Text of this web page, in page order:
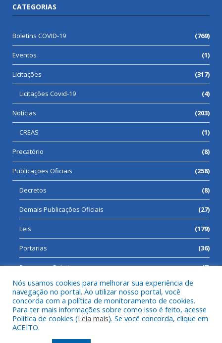
CATEGORIAS
Boletins COVID-19 (769)
Eventos (1)
Licitações (317)
Licitações Covid-19 (4)
Notícias (203)
CREAS (1)
Precatório (8)
Publicações Oficiais (258)
Decretos (8)
Demais Publicações Oficiais (27)
Leis (179)
Portarias (36)
Processos Seletivos (7)
Todos os direitos reservados a Prefeitura Municipal de Cumaru
do Norte.
Nós usamos cookies para melhorar sua experiência de
navegação no portal. Ao utilizar nosso portal, você
concorda com a política de monitoramento de cookies.
Para ter mais informações sobre como isso é feito, acesse
Política de cookies (Leia mais). Se você concorda, clique em
ACEITO.